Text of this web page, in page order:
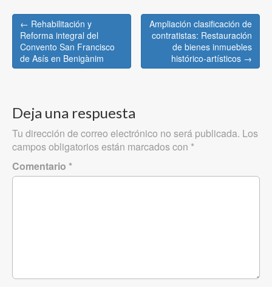
Post
navigation
← Rehabilitación y
Reforma integral del
Convento San Francisco
de Asís en Benigànim
Ampliación clasificación de
contratistas: Restauración
de bienes inmuebles
histórico-artísticos →
Deja una respuesta
Tu dirección de correo electrónico no será publicada. Los
campos obligatorios están marcados con *
Comentario *